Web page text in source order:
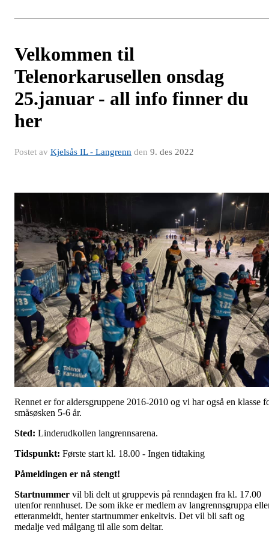
Velkommen til
Telenorkarusellen onsdag
25.januar - all info finner du
her
Postet av Kjelsås IL - Langrenn den 9. des 2022
Rennet er for aldersgruppene 2016-2010 og vi har også en klasse
småsøsken 5-6 år.
Sted: Linderudkollen langrennsarena.
Tidspunkt: Første start kl. 18.00 - Ingen tidtaking
Påmeldingen er nå stengt!
Startnummer vil bli delt ut gruppevis på renndagen fra kl. 17.00
utenfor rennhuset. De som ikke er medlem av langrennsgruppa
etteranmeldt, henter startnummer enkeltvis. Det vil bli saft og
medalje ved målgang til alle som deltar.